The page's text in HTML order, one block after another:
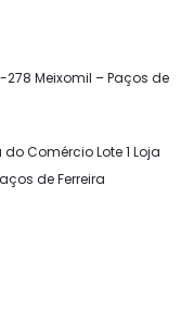
Meixomil – Paços de
Comércio Lote 1 Loja
de Ferreira